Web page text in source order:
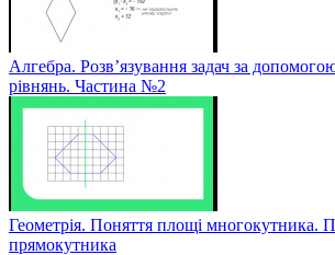
Алгебра. Розв’язування задач за
рівнянь. Частина №2
Геометрія. Поняття площі многокутника.
прямокутника